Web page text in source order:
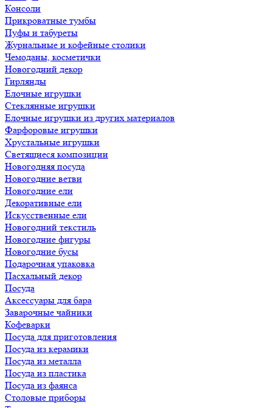
Консоли
Прикроватные тумбы
Пуфы и табуреты
Журнальные и кофейные столики
Чемоданы, косметички
Новогодний декор
Гирлянды
Елочные игрушки
Стеклянные игрушки
Елочные игрушки из других материалов
Фарфоровые игрушки
Хрустальные игрушки
Светящиеся композиции
Новогодняя посуда
Новогодние ветви
Новогодние ели
Декоративные ели
Искусственные ели
Новогодний текстиль
Новогодние фигуры
Новогодние бусы
Подарочная упаковка
Пасхальный декор
Посуда
Аксессуары для бара
Заварочные чайники
Кофеварки
Посуда для приготовления
Посуда из керамики
Посуда из металла
Посуда из пластика
Посуда из фаянса
Столовые приборы